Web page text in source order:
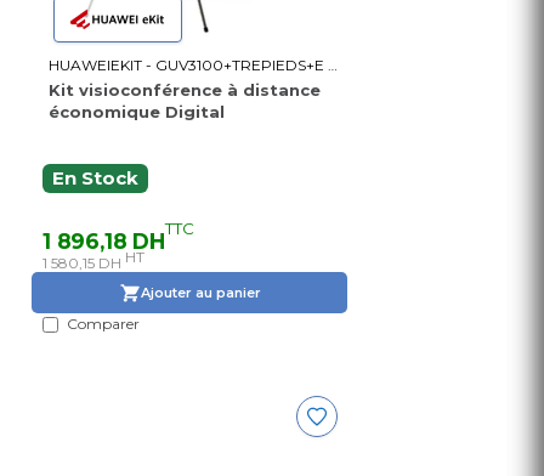
HUAWEIEKIT - GUV3100+TREPIEDS+E M080
Kit visioconférence à distance
économique Digital
En Stock
1 896,18 DHTTC
1 580,15 DH HT
Ajouter au panier
Comparer